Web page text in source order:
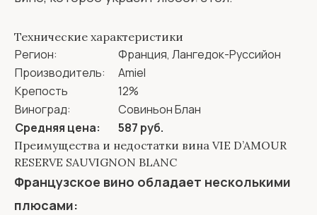
Технические характеристики
Регион:
Франция, Лангедок-Руссийон
Производитель:
Amiel
Крепость
12%
Виноград:
Совиньон Блан
Средняя цена:
587 руб.
Преимущества и недостатки вина VIE D’AMOUR
RESERVE SAUVIGNON BLANC
Французское вино обладает несколькими
плюсами: